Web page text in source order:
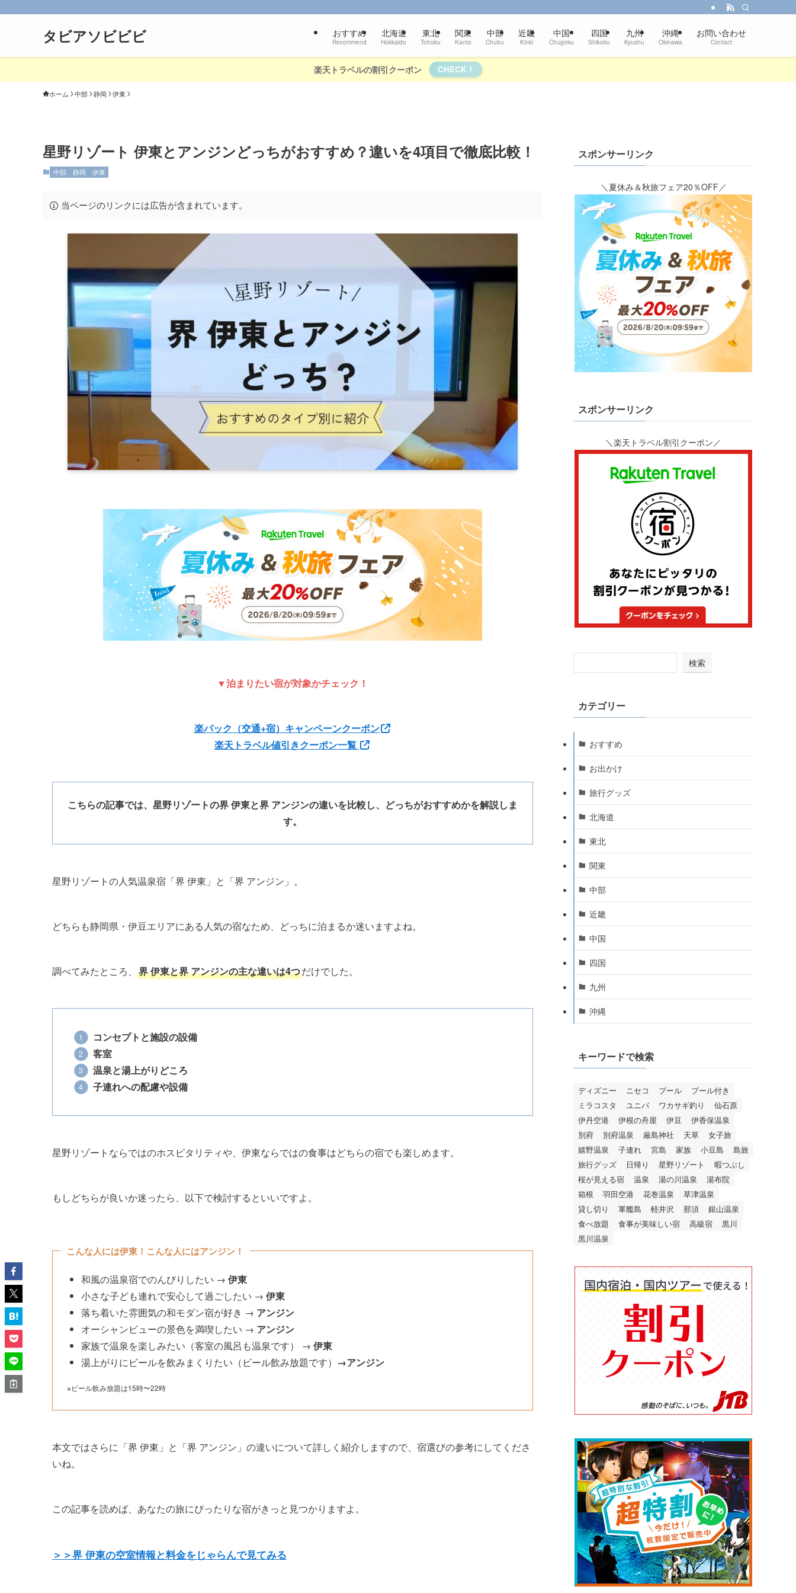
タビアソビビビ おすすめ
Recommend
北海道
Hokkaido
東北
Tohoku
関東
Kanto
中部
Chubu
近畿
Kinki
中国
Chugoku
四国
Shikoku
九州
Kyushu
沖縄
Okinawa
お問い合わせ
Contact
楽天トラベルの割引クーポン CHECK！
ホーム 中部 静岡 伊東
星野リゾート 伊東とアンジンどっちがおすすめ？違いを4項目で徹底比較！
中部 静岡 伊東
当ページのリンクには広告が含まれています。
▼泊まりたい宿が対象かチェック！
楽パック（交通+宿）キャンペーンクーポン
楽天トラベル値引きクーポン一覧
こちらの記事では、星野リゾートの界 伊東と界 アンジンの違いを比較し、どっちがおすすめかを解説しま
す。
星野リゾートの人気温泉宿「界 伊東」と「界 アンジン」。
どちらも静岡県・伊豆エリアにある人気の宿なため、どっちに泊まるか迷いますよね。
調べてみたところ、 界 伊東と界 アンジンの主な違いは4つだけでした。
コンセプトと施設の設備
客室
温泉と湯上がりどころ
子連れへの配慮や設備
星野リゾートならではのホスピタリティや、伊東ならではの食事はどちらの宿でも楽しめます。
もしどちらが良いか迷ったら、以下で検討するといいですよ。
こんな人には伊東！こんな人にはアンジン！
和風の温泉宿でのんびりしたい → 伊東
小さな子ども連れで安心して過ごしたい → 伊東
落ち着いた雰囲気の和モダン宿が好き → アンジン
オーシャンビューの景色を満喫したい → アンジン
家族で温泉を楽しみたい（客室の風呂も温泉です） → 伊東
湯上がりにビールを飲みまくりたい（ビール飲み放題です） →アンジン
※ビール飲み放題は15時〜22時
本文ではさらに「界 伊東」と「界 アンジン」の違いについて詳しく紹介しますので、宿選びの参考にしてくださ
いね。
この記事を読めば、あなたの旅にぴったりな宿がきっと見つかりますよ。
＞＞界 伊東の空室情報と料金をじゃらんで見てみる
スポンサーリンク
＼夏休み＆秋旅フェア20％OFF／
スポンサーリンク
＼楽天トラベル割引クーポン／
検索
カテゴリー
おすすめ
お出かけ
旅行グッズ
北海道
東北
関東
中部
近畿
中国
四国
九州
沖縄
キーワードで検索
ディズニー ニセコ プール
プール付き
ミラコスタ
ユニバ ワカサギ釣り
仙石原
伊丹空港
伊根の舟屋 伊豆
伊香保温泉
別府
別府温泉 厳島神社 天草
女子旅
嬉野温泉
子連れ 宮島 家族 小豆島
島旅
旅行グッズ
日帰り 星野リゾート
暇つぶし
桜が見える宿
温泉 湯の川温泉
湯布院
箱根
羽田空港 花巻温泉
草津温泉
貸し切り
軍艦島 軽井沢 那須
銀山温泉
食べ放題
食事が美味しい宿 高級宿
黒川
黒川温泉